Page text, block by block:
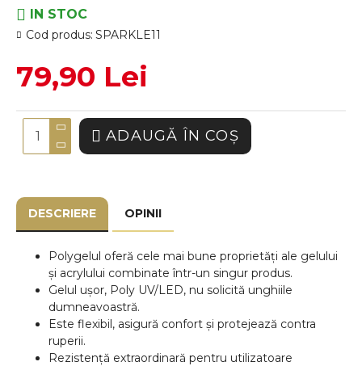
IN STOC
Cod produs: SPARKLE11
79,90 Lei
ADAUGĂ ÎN COŞ
DESCRIERE OPINII
Polygelul oferă cele mai bune proprietăți ale gelului
și acrylului combinate într-un singur produs.
Gelul ușor, Poly UV/LED, nu solicită unghiile
dumneavoastră.
Este flexibil, asigură confort și protejează contra
ruperii.
Rezistență extraordinară pentru utilizatoare